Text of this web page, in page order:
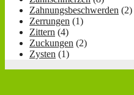
Zahnungsbeschwerden (2)
Zerrungen (1)
Zittern (4)
Zuckungen (2)
Zysten (1)